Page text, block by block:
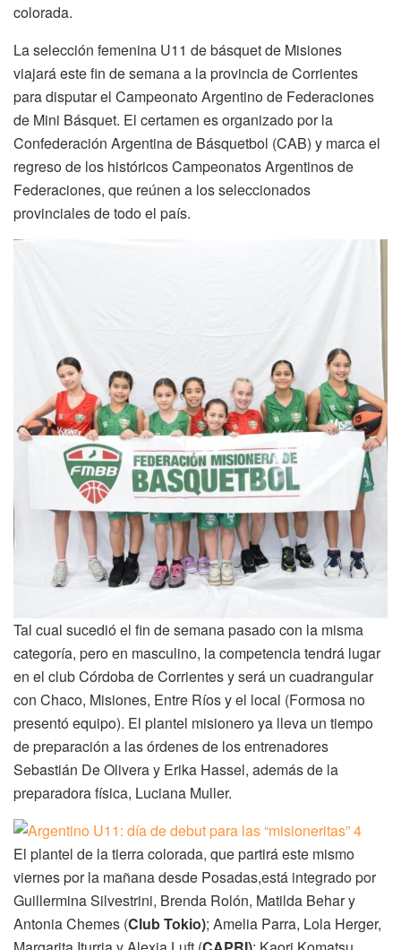
colorada.
La selección femenina U11 de básquet de Misiones
viajará este fin de semana a la provincia de Corrientes
para disputar el Campeonato Argentino de Federaciones
de Mini Básquet. El certamen es organizado por la
Confederación Argentina de Básquetbol (CAB) y marca el
regreso de los históricos Campeonatos Argentinos de
Federaciones, que reúnen a los seleccionados
provinciales de todo el país.
Tal cual sucedió el fin de semana pasado con la misma
categoría, pero en masculino, la competencia tendrá lugar
en el club Córdoba de Corrientes y será un cuadrangular
con Chaco, Misiones, Entre Ríos y el local (Formosa no
presentó equipo). El plantel misionero ya lleva un tiempo
de preparación a las órdenes de los entrenadores
Sebastián De Olivera y Erika Hassel, además de la
preparadora física, Luciana Muller.
El plantel de la tierra colorada, que partirá este mismo
viernes por la mañana desde Posadas,está integrado por
Guillermina Silvestrini, Brenda Rolón, Matilda Behar y
Antonia Chemes (Club Tokio); Amelia Parra, Lola Herger,